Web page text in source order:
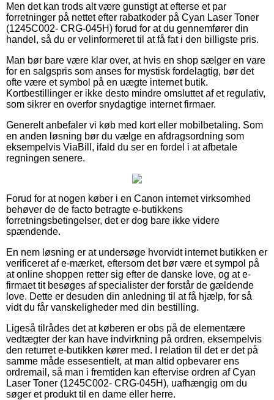
Men det kan trods alt være gunstigt at efterse et par
forretninger på nettet efter rabatkoder på Cyan Laser Toner
(1245C002- CRG-045H) forud for at du gennemfører din
handel, så du er velinformeret til at få fat i den billigste pris.
Man bør bare være klar over, at hvis en shop sælger en vare
for en salgspris som anses for mystisk fordelagtig, bør det
ofte være et symbol på en uægte internet butik.
Kortbestillinger er ikke desto mindre omsluttet af et regulativ,
som sikrer en overfor snydagtige internet firmaer.
Generelt anbefaler vi køb med kort eller mobilbetaling. Som
en anden løsning bør du vælge en afdragsordning som
eksempelvis ViaBill, ifald du ser en fordel i at afbetale
regningen senere.
Forud for at nogen køber i en Canon internet virksomhed
behøver de de facto betragte e-butikkens
forretningsbetingelser, det er dog bare ikke videre
spændende.
En nem løsning er at undersøge hvorvidt internet butikken er
verificeret af e-mærket, eftersom det bør være et sympol på
at online shoppen retter sig efter de danske love, og at e-
firmaet tit besøges af specialister der forstår de gældende
love. Dette er desuden din anledning til at få hjælp, for så
vidt du får vanskeligheder med din bestilling.
Ligeså tilrådes det at køberen er obs på de elementære
vedtægter der kan have indvirkning på ordren, eksempelvis
den returret e-butikken kører med. I relation til det er det på
samme måde essesentielt, at man altid opbevarer ens
ordremail, så man i fremtiden kan eftervise ordren af Cyan
Laser Toner (1245C002- CRG-045H), uafhængig om du
søger et produkt til en dame eller herre.